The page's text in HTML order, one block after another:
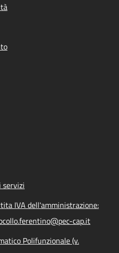
servizi
IVA dell'amministrazione:
cap.it
Polifunzionale (v.